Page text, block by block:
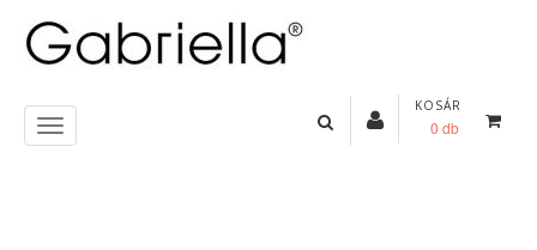
KOSÁR
0 db